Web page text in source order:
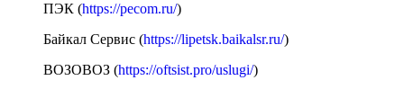
ПЭК (https://pecom.ru/)
Байкал Сервис (https://lipetsk.baikalsr.ru/)
ВОЗОВОЗ (https://oftsist.pro/uslugi/)